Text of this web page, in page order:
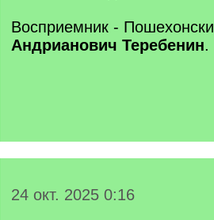
Восприемник -
Андрианович Теребенин.
24 окт. 2025 0:16